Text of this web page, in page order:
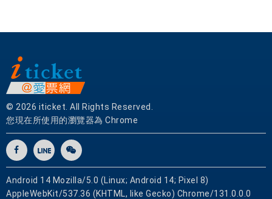
© 2026 iticket. All Rights Reserved.
您現在所使用的瀏覽器為 Chrome
Android 14 Mozilla/5.0 (Linux; Android 14; Pixel 8)
AppleWebKit/537.36 (KHTML, like Gecko) Chrome/131.0.0.0